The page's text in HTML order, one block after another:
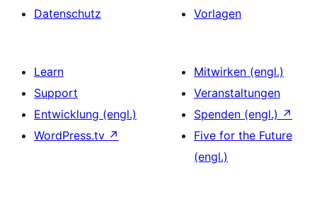
Datenschutz
Vorlagen
Learn
Support
Entwicklung (engl.)
WordPress.tv ↗
Mitwirken (engl.)
Veranstaltungen
Spenden (engl.) ↗
Five for the Future
(engl.)